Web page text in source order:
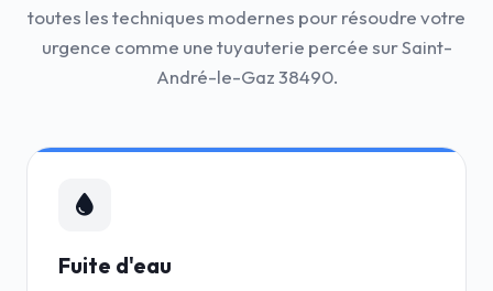
toutes les techniques modernes pour résoudre votre
urgence comme une tuyauterie percée sur Saint-
André-le-Gaz 38490.
Fuite d'eau